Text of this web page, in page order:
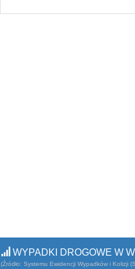
WYPADKI DROGOWE W
(Źródło: Systemu Ewidencji Wypadków i Kolizji